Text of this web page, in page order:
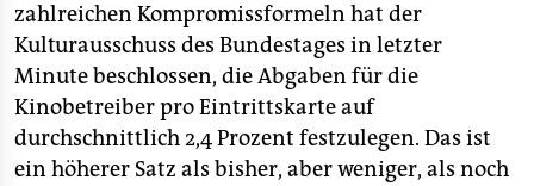
zahlreichen Kompromissformeln hat der
Kulturausschuss des Bundestages in letzter
Minute beschlossen, die Abgaben für die
Kinobetreiber pro Eintrittskarte auf
durchschnittlich 2,4 Prozent festzulegen. Das ist
ein höherer Satz als bisher, aber weniger, als noch